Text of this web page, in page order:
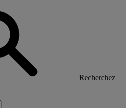
Recherchez